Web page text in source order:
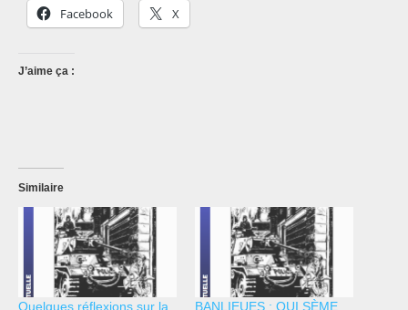
Facebook X
J’aime ça :
Similaire
Quelques réflexions sur la
BANLIEUES : QUI SÈME